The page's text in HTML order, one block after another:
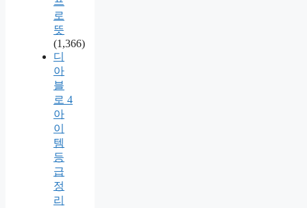
로
뜻
(1,366)
디
아
블
로 4
아
이
템
등
급
정
리